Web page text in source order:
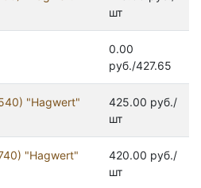
шт
0.00
руб./427.65
"Hagwert"
425.00 руб./
шт
"Hagwert"
420.00 руб./
шт